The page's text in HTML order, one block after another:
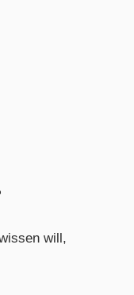
will,